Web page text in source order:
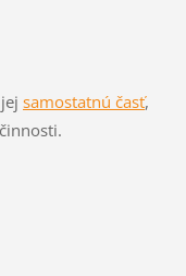
samostatnú časť,